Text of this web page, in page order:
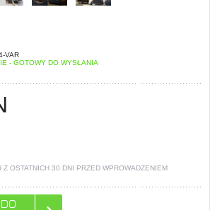
VAR
- GOTOWY DO WYSŁANIA
Z OSTATNICH 30 DNI PRZED WPROWADZENIEM